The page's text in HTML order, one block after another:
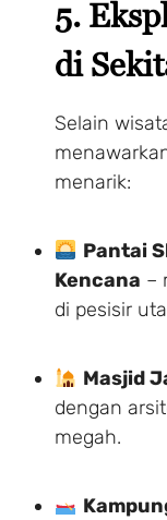
5.
di
Selain
menarik:
Pantai
Kencana –
di pesisir
Masjid
dengan
megah.